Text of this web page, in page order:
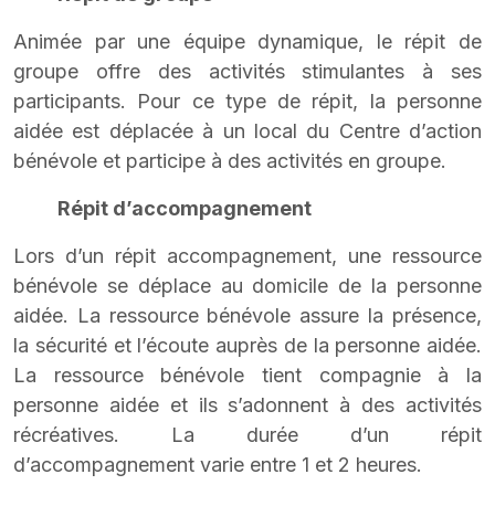
Animée par une équipe dynamique, le répit de
groupe offre des activités stimulantes à ses
participants. Pour ce type de répit, la personne
aidée est déplacée à un local du Centre d’action
bénévole et participe à des activités en groupe.
Répit d’accompagnement
Lors d’un répit accompagnement, une ressource
bénévole se déplace au domicile de la personne
aidée. La ressource bénévole assure la présence,
la sécurité et l’écoute auprès de la personne aidée.
La ressource bénévole tient compagnie à la
personne aidée et ils s’adonnent à des activités
récréatives. La durée d’un répit
d’accompagnement varie entre 1 et 2 heures.